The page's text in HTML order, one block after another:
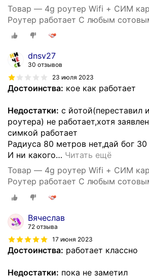
Товар — 4g роутер Wifi + СИМ
Роутер работает С любым
россии, крыма, СНГ.
требует настроек! Прочный
dnsv27
30 отзывов
23 июля 2023
Достоинства: кое как работает
Недостатки: с йотой(переставил
роутера) не работает,хотя
симкой работает
Радиуса 80 метров нет,дай бог
И ни какого… Читать ещё
Товар — 4g роутер Wifi + СИМ
Роутер работает С любым
россии, крыма, СНГ.
требует настроек! Прочный
Вячеслав
72 отзыва
17 июня 2023
Достоинства: работает классно
Недостатки: пока не заметил